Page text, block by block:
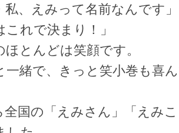
、えみって名前なんです」
れで決まり！」
とんどは笑顔です。
緒で、きっと笑小巻も喜
国の「えみさん」「えみ